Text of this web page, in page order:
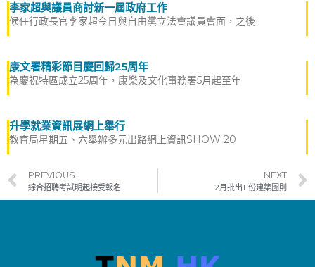
李家超與議員商討新一屆政府工作
候任行政長官李家超今日與自由黨立法會議員會面，之後
康文署精彩節目慶回歸25周年
為慶祝特區成立25周年，康樂及文化事務署5月起至年
升學就業資訊展網上舉行
教育局星期五、六舉辦多元出路網上資訊SHOW 20
PREVIOUS
綜合招聘考試明起接受報名
NEXT
2月批出11份建築圖則